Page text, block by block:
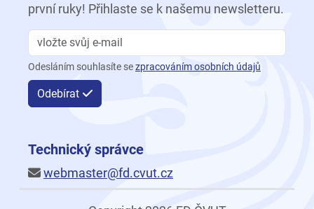
první ruky! Přihlaste se k našemu newsletteru.
Odesláním souhlasíte sezpracováním osobních údajů
Odebírat
Technický správce
webmaster@fd.cvut.cz